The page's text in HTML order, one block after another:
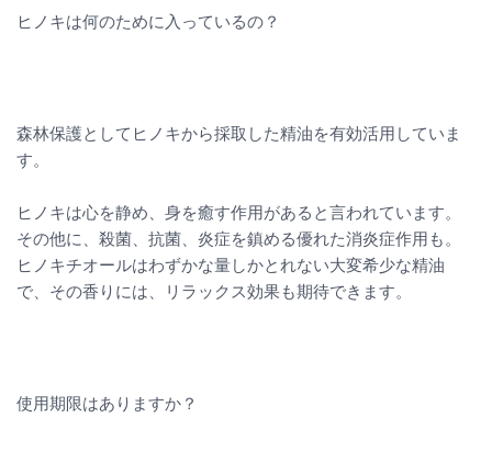
ヒノキは何のために入っているの？
森林保護としてヒノキから採取した精油を有効活用していま
す。
ヒノキは心を静め、身を癒す作用があると言われています。
その他に、殺菌、抗菌、炎症を鎮める優れた消炎症作用も。
ヒノキチオールはわずかな量しかとれない大変希少な精油
で、その香りには、リラックス効果も期待できます。
使用期限はありますか？